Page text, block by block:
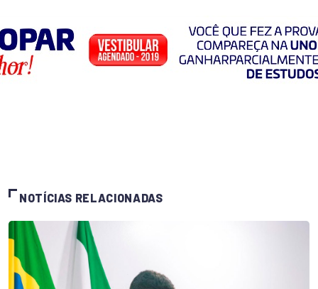
NOTÍCIAS RELACIONADAS